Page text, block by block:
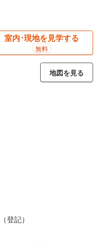
室内･現地を見学する
無料
地図を見る
（登記）